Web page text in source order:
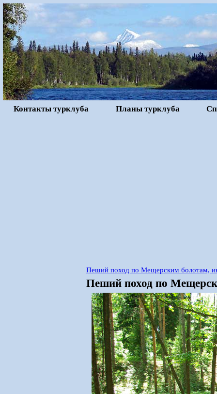
Контакты турклуба Планы турклуба
Пеший поход по Мещерским болотам,
Пеший поход по